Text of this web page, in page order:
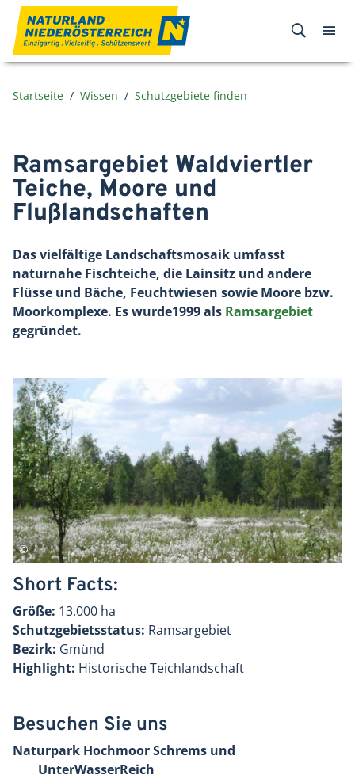
Zum Inhalt
Startseite Wissen Schutzgebiete finden
Ramsargebiet Waldviertler
Teiche, Moore und
Flußlandschaften
Das vielfältige Landschaftsmosaik umfasst
naturnahe Fischteiche, die Lainsitz und andere
Flüsse und Bäche, Feuchtwiesen sowie Moore bzw.
Moorkomplexe. Es wurde1999 als Ramsargebiet
gegründet.
Short Facts:
Größe: 13.000 ha
Schutzgebietsstatus: Ramsargebiet
Bezirk: Gmünd
Highlight: Historische Teichlandschaft
Besuchen Sie uns
Naturpark Hochmoor Schrems und
UnterWasserReich